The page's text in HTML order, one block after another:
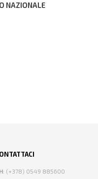
NAZIONALE
: (+378) 0549 885600